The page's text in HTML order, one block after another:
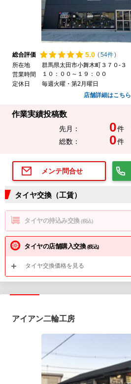
総合評価 5.0 (54件)
所在地
群馬県太田市小舞木町３７０-３
営業時間
１０：００～１９：００
定休日
毎週火曜・第2月曜日
店舗詳細はこちら
作業実績投稿数
先月： 0件
総数：
0件
メンテ問合せ
タイヤ交換（工賃）
タイヤの持込み交換(税込)
タイヤの店舗購入交換(税込)
タイヤ交換価格を見る
アイアン二輪工房